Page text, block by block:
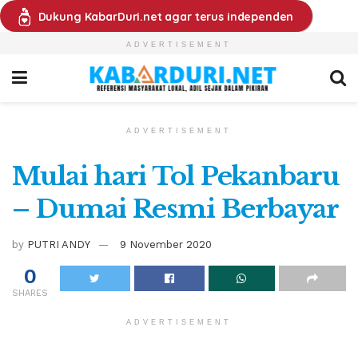
Dukung KabarDuri.net agar terus independen
ADVERTISEMENT
ADVERTISEMENT
Mulai hari Tol Pekanbaru
– Dumai Resmi Berbayar
by PUTRI ANDY 9 November 2020
0
SHARES
ADVERTISEMENT